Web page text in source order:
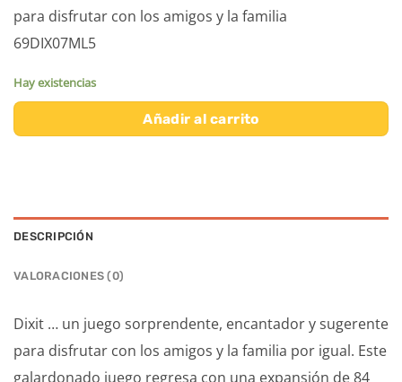
para disfrutar con los amigos y la familia
69DIX07ML5
Hay existencias
Añadir al carrito
DESCRIPCIÓN
VALORACIONES (0)
Dixit … un juego sorprendente, encantador y sugerente
para disfrutar con los amigos y la familia por igual. Este
galardonado juego regresa con una expansión de 84